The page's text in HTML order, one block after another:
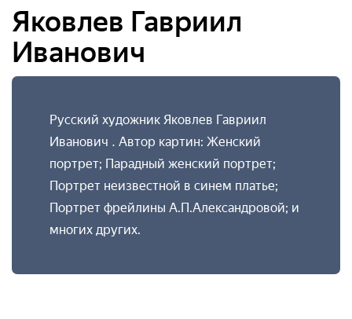
Яковлев Гавриил
Иванович
Русский художник Яковлев Гавриил
Иванович . Автор картин: Женский
портрет; Парадный женский портрет;
Портрет неизвестной в синем платье;
Портрет фрейлины А.П.Александровой; и
многих других.